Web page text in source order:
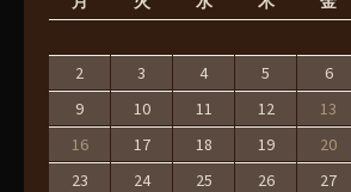
2
3 4 5 6
9
10 11 12 13
16
17 18 19 20
23
24 25 26 27